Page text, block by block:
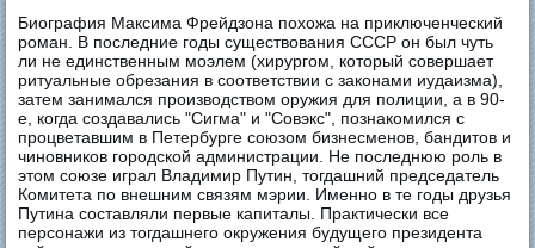
Биография Максима Фрейдзона похожа на приключенческий
роман. В последние годы существования СССР он был чуть
ли не единственным моэлем (хирургом, который совершает
ритуальные обрезания в соответствии с законами иудаизма),
затем занимался производством оружия для полиции, а в 90-
е, когда создавались "Сигма" и "Совэкс", познакомился с
процветавшим в Петербурге союзом бизнесменов, бандитов и
чиновников городской администрации. Не последнюю роль в
этом союзе играл Владимир Путин, тогдашний председатель
Комитета по внешним связям мэрии. Именно в те годы друзья
Путина составляли первые капиталы. Практически все
персонажи из тогдашнего окружения будущего президента